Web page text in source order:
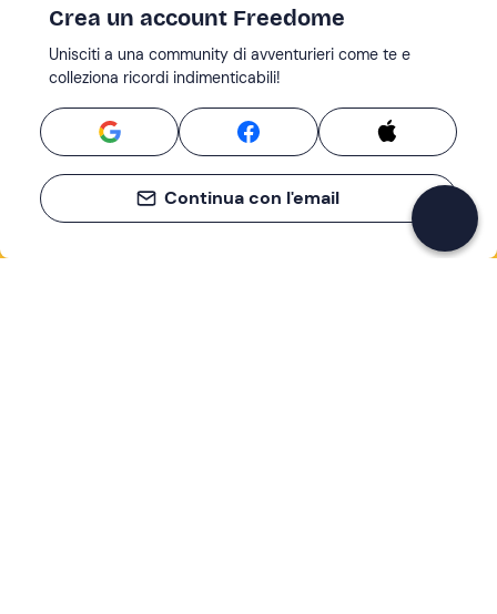
Se non sai mai cosa fare, sai cosa fare
Crea un account Freedome
Unisciti a una community di avventurieri come te e
colleziona ricordi indimenticabili!
Continua con l'email